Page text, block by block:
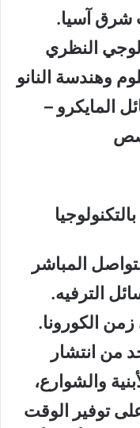
شرق آسيا.
النظري
وهندسة النانو
المايكرو –
المباشر
الترفيه.
الكورونا.
من انتشار
والشوارع،
توفير الوقت